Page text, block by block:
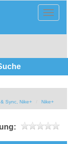
Sync, Nike+
Nike+